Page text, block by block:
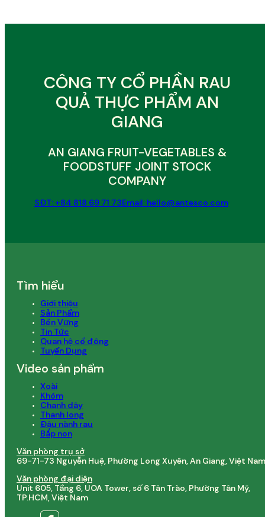
CÔNG TY CỔ PHẦN RAU
QUẢ THỰC PHẨM AN
GIANG
AN GIANG FRUIT-VEGETABLES &
FOODSTUFF JOINT STOCK
COMPANY
SĐT: +84 818 69 71 73Email: hello@antesco.com
Tìm hiểu
Giới thiệu
Sản Phẩm
Bền Vững
Tin Tức
Quan hệ cổ đông
Tuyển Dụng
Video sản phẩm
Xoài
Khóm
Chanh dây
Thanh long
Đậu nành rau
Bắp non
Văn phòng trụ sở
69-71-73 Nguyễn Huệ, Phường Long Xuyên, An Giang, Việt Nam
Văn phòng đại diện
Unit 605, Tầng 6, UOA Tower, số 6 Tân Trào, Phường Tân Mỹ,
TP.HCM, Việt Nam